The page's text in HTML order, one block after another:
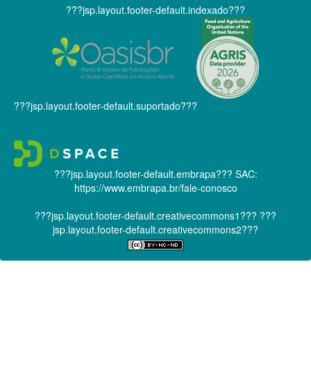
???jsp.layout.footer-default.indexado???
???jsp.layout.footer-default.suportado???
???jsp.layout.footer-default.embrapa??? SAC:
https://www.embrapa.br/fale-conosco
???jsp.layout.footer-default.creativecommons1??? ???
jsp.layout.footer-default.creativecommons2???